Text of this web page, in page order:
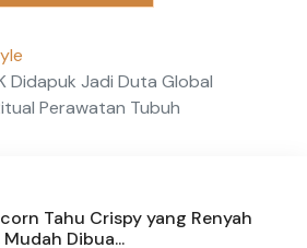
Didapuk Jadi Duta Global
Perawatan Tubuh
Tahu Crispy yang Renyah
Dibua...